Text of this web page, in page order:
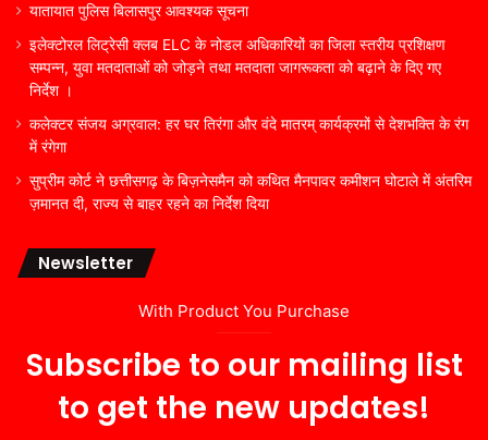
यातायात पुलिस बिलासपुर आवश्यक सूचना
इलेक्टोरल लिट्रेसी क्लब ELC के नोडल अधिकारियों का जिला स्तरीय प्रशिक्षण
सम्पन्न, युवा मतदाताओं को जोड़ने तथा मतदाता जागरूकता को बढ़ाने के दिए गए
निर्देश ।
कलेक्टर संजय अग्रवाल: हर घर तिरंगा और वंदे मातरम् कार्यक्रमों से देशभक्ति के रंग
में रंगेगा
सुप्रीम कोर्ट ने छत्तीसगढ़ के बिज़नेसमैन को कथित मैनपावर कमीशन घोटाले में अंतरिम
ज़मानत दी, राज्य से बाहर रहने का निर्देश दिया
Newsletter
With Product You Purchase
Subscribe to our mailing list
to get the new updates!